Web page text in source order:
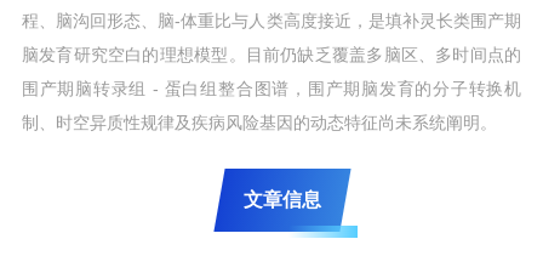
程、脑沟回形态、脑-体重比与人类高度接近，是填补灵长类围产期
脑发育研究空白的理想模型。目前仍缺乏覆盖多脑区、多时间点的
围产期脑转录组 - 蛋白组整合图谱，围产期脑发育的分子转换机
制、时空异质性规律及疾病风险基因的动态特征尚未系统阐明。
文章信息